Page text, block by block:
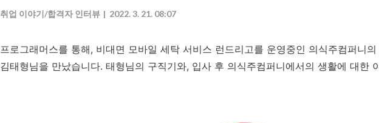
로
그
취업 이야기/합격자 인터뷰 2022. 3. 21. 08:07
프로그래머스를 통해, 비대면 모바일 세탁 서비스 런드리고를 운영중인 의식주컴퍼니
김태형님을 만났습니다. 태형님의 구직기와, 입사 후 의식주컴퍼니에서의 생활에 대한